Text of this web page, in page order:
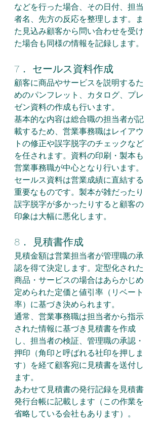
などを行った場合、その日付、担当
者名、先方の反応を整理します。ま
た見込み顧客から問い合わせを受け
た場合も同様の情報を記録します。
7． セールス資料作成
顧客に商品やサービスを説明するた
めのパンフレット、カタログ、プレ
ゼン資料の作成も行います。
基本的な内容は総合職の担当者が記
載するため、営業事務職はレイアウ
トの修正や誤字脱字のチェックなど
を任されます。資料の印刷・製本も
営業事務職が中心となり行います。
セールス資料は営業成績に直結する
重要なものです。製本が雑だったり
誤字脱字が多かったりすると顧客の
印象は大幅に悪化します。
8． 見積書作成
見積金額は営業担当者が管理職の承
認を得て決定します。定型化された
商品・サービスの場合はあらかじめ
定められた定価と値引率（リベート
率）に基づき決められます。
通常、営業事務職は担当者から指示
された情報に基づき見積書を作成
し、担当者の検証、管理職の承認・
押印（角印と呼ばれる社印を押しま
す）を経て顧客宛に見積書を送付し
ます。
あわせて見積書の発行記録を見積書
発行台帳に記載します（この作業を
省略している会社もあります）。